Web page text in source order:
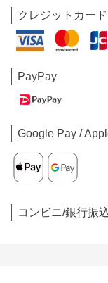
クレジットカード
PayPay
Google Pay /
コンビニ/銀行振